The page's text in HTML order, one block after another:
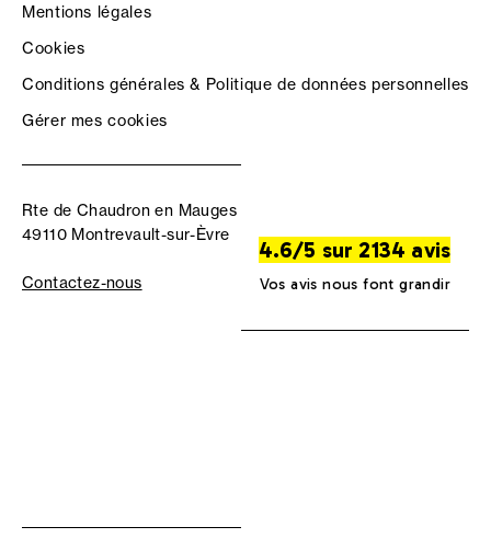
Mentions légales
Cookies
Conditions générales & Politique de données personnelles
Gérer mes cookies
Rte de Chaudron en Mauges
49110 Montrevault-sur-Èvre
Contactez-nous
4.6/5 sur 2134 avis
Vos avis nous font grandir